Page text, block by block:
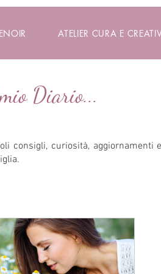
ATELIER CURA E
Diario...
consigli, curiosità,